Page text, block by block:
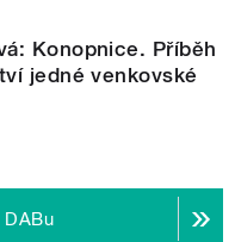
Konopnice. Příběh
jedné venkovské